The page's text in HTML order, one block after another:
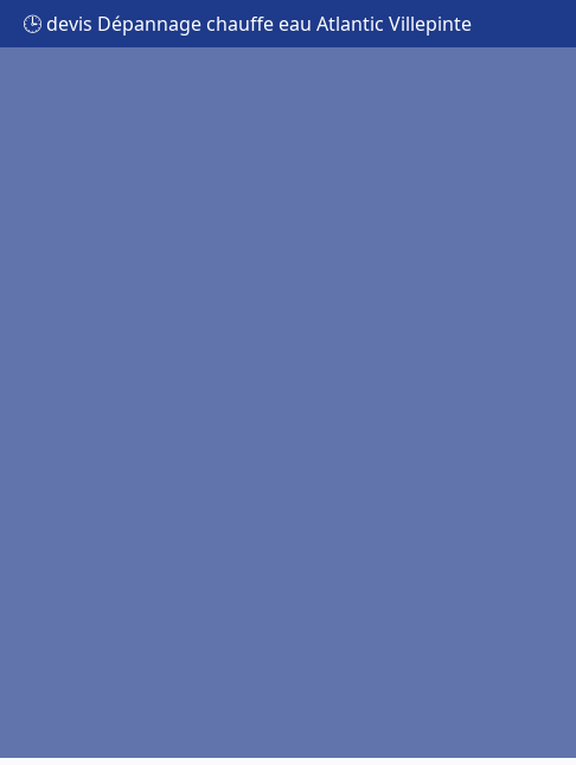
🕒 devis Dépannage chauffe eau Atlantic Villepinte